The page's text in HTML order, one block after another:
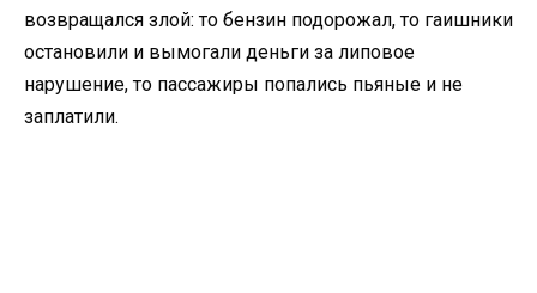
возвращался злой: то бензин подорожал, то гаишники
остановили и вымогали деньги за липовое
нарушение, то пассажиры попались пьяные и не
заплатили.